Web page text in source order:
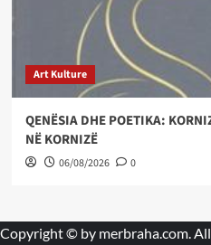
Art Kulture
QENËSIA DHE POETIKA:
NË KORNIZË
06/08/2026 0
Copyright © by merbraha.com.